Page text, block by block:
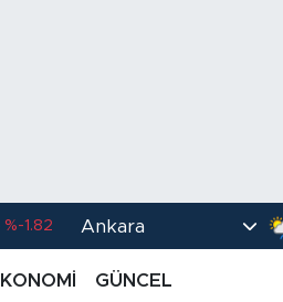
%-1.82 Ankara
GÜNCEL